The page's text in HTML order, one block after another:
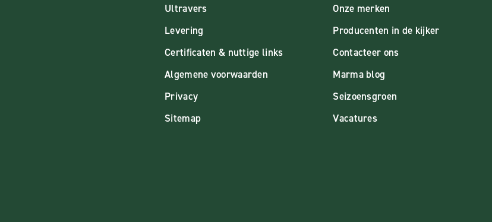
Ultravers
Levering
Certificaten & nuttige links
Algemene voorwaarden
Privacy
Sitemap
Onze merken
Producenten in de kijker
Contacteer ons
Marma blog
Seizoensgroen
Vacatures